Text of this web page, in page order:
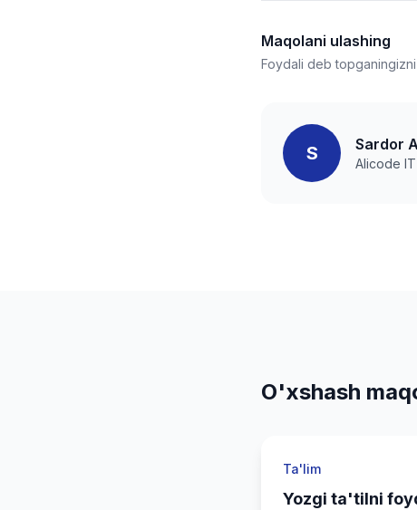
Maqolani ulashing
Foydali deb
S Sardor
Alicode
O'xshash
Ta'lim
Yozgi ta'tilni